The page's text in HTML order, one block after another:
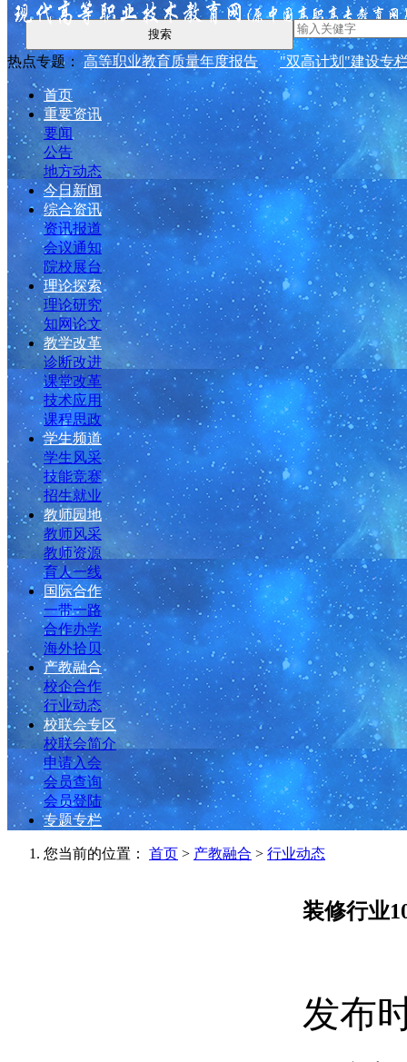
搜索
热点专题： 高等职业教育质量年度报告 "双高计划"建设专
首页
重要资讯
要闻
公告
地方动态
今日新闻
综合资讯
资讯报道
会议通知
院校展台
理论探索
理论研究
知网论文
教学改革
诊断改进
课堂改革
技术应用
课程思政
学生频道
学生风采
技能竞赛
招生就业
教师园地
教师风采
教师资源
育人一线
国际合作
一带一路
合作办学
海外拾贝
产教融合
校企合作
行业动态
校联会专区
校联会简介
申请入会
会员查询
会员登陆
专题专栏
您当前的位置： 首页 > 产教融合 > 行业动态
装修行业
发布